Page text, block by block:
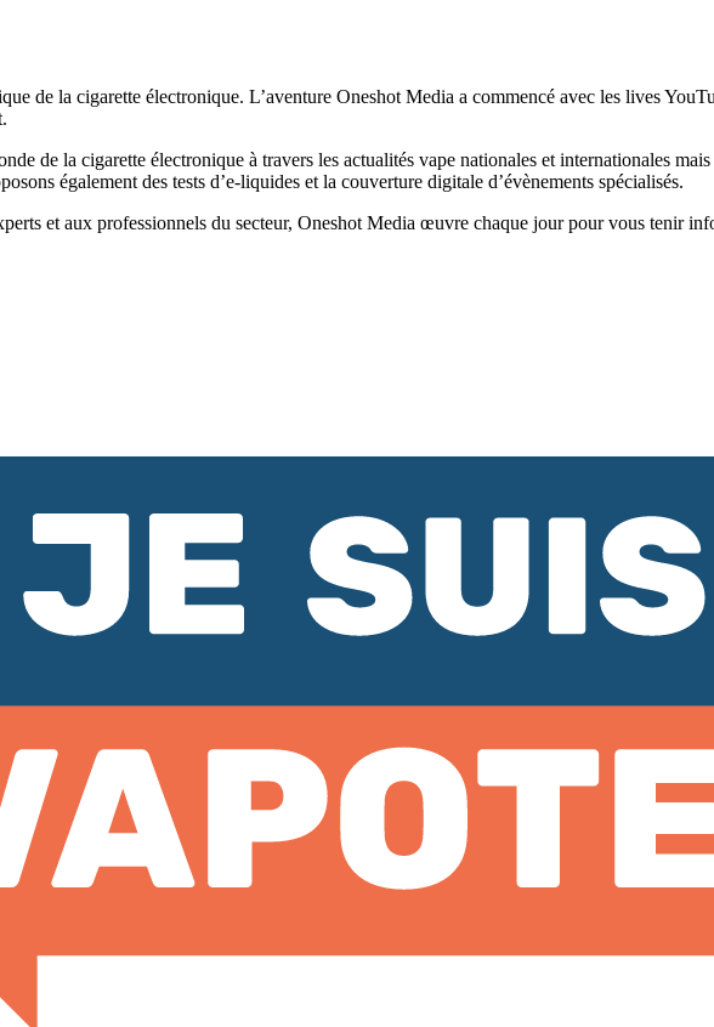
de la cigarette électronique. L’aventure Oneshot Media a commencé avec les lives
de la cigarette électronique à travers les actualités vape nationales et internationales
également des tests d’e-liquides et la couverture digitale d’évènements spécialisés.
et aux professionnels du secteur, Oneshot Media œuvre chaque jour pour vous tenir